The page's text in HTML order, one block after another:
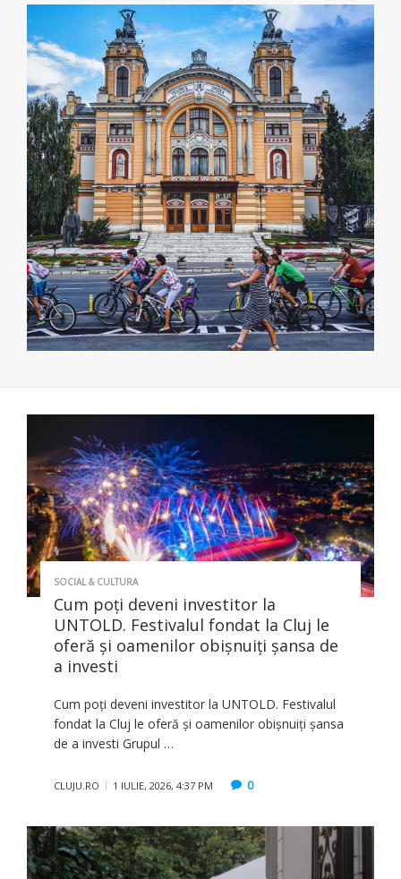
SOCIAL & CULTURA
Cum poți deveni investitor la
UNTOLD. Festivalul fondat la Cluj le
oferă și oamenilor obișnuiți șansa de
a investi
Cum poți deveni investitor la UNTOLD. Festivalul
fondat la Cluj le oferă și oamenilor obișnuiți șansa
de a investi Grupul …
CLUJU.RO 1 IULIE, 2026, 4:37 PM 0